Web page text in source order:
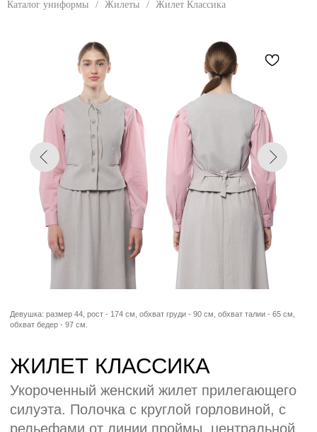
Каталог униформы / Жилеты / Жилет Классика
ЖИЛЕТ КЛАССИКА
Укороченный женский жилет прилегающего
силуэта. Полочка с круглой горловиной, с
рельефами от линии проймы, центральной
застёжкой на петли и пуговицы. На уровне
талии - прорезные карманы в рамку. Спинка с
рельефами и притачным поясом с завязкой
по линии талии для регулировки объёма.
Фигурная линия низа.
164 170
РОСТ
РАЗМЕРЫ
Таблица размеров
Девушка: размер 44, рост - 174 см, обхват груди - 90 см, обхват талии - 65 см,
обхват бедер - 97 см.